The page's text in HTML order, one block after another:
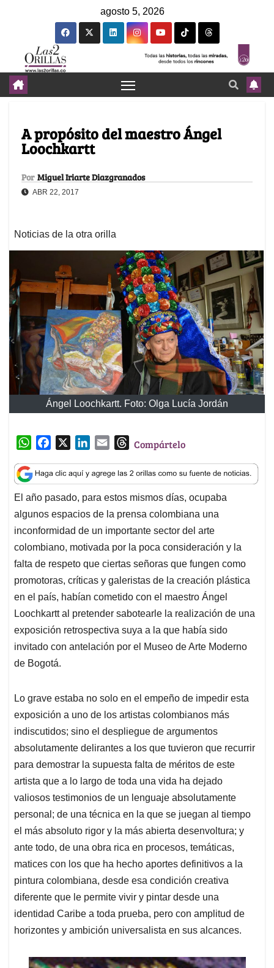
agosto 5, 2026
A propósito del maestro Ángel
Loochkartt
Por Miguel Iriarte Diazgranados
ABR 22, 2017
Noticias de la otra orilla
Ángel Loochkartt. Foto: Olga Lucía Jordán
W
a
t
s
A
p
p
c
e
b
o
o
k
n
k
e
d
I
n
a
i
l
T
r
e
a
d
s
Compártelo
El año pasado, para estos mismos días, ocupaba
algunos espacios de la prensa colombiana una
inconformidad de un importante sector del arte
colombiano, motivada por la poca consideración y la
falta de respeto que ciertas señoras que fungen como
promotoras, críticas y galeristas de la creación plástica
en el país, habían cometido con el maestro Ángel
Loochkartt al pretender sabotearle la realización de una
exposición retrospectiva suya a la que había sido
invitado con antelación por el Museo de Arte Moderno
de Bogotá.
Lo grave estaba no solo en el empeño de impedir esta
exposición a uno de los artistas colombianos más
indiscutidos; sino el despliegue de argumentos
absolutamente delirantes a los que tuvieron que recurrir
para demostrar la supuesta falta de méritos de este
artista que a lo largo de toda una vida ha dejado
valiosos testimonios de un lenguaje absolutamente
personal; de una técnica en la que se juegan al tiempo
el más absoluto rigor y la más abierta desenvoltura; y
ante todo, de una obra rica en procesos, temáticas,
matices con los que ha hecho aportes definitivos a la
pintura colombiana, desde esa condición creativa
diferente que le permite vivir y pintar desde una
identidad Caribe a toda prueba, pero con amplitud de
horizontes y ambición universalista en sus alcances.